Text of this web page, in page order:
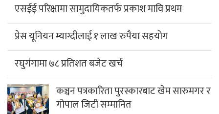
एसईई परिक्षामा सामुदायिकतर्फ प्रकाश मावि प्रथम
प्रेस यूनियन म्याग्दीलाई १ लाख रुपैया सहयोग
रघुगंगामा ७८ प्रतिशत बजेट खर्च
कञ्चन पत्रकारिता पुरस्कारबाट खेम सारुमगर र
गोपाल जिटी सम्मानित